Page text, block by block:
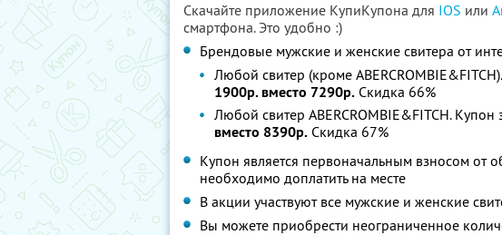
Скачайте приложение КупиКупона для IOS или
смартфона. Это удобно :)
Брендовые мужские и женские свитера от
Любой свитер (кроме
1900р. вместо 7290р. Скидка 66%
Любой свитер ABERCROMBIE&FITCH. Купон
вместо 8390р. Скидка 67%
Купон является первоначальным взносом от
необходимо доплатить на месте
В акции участвуют все мужские и женские
Вы можете приобрести неограниченное